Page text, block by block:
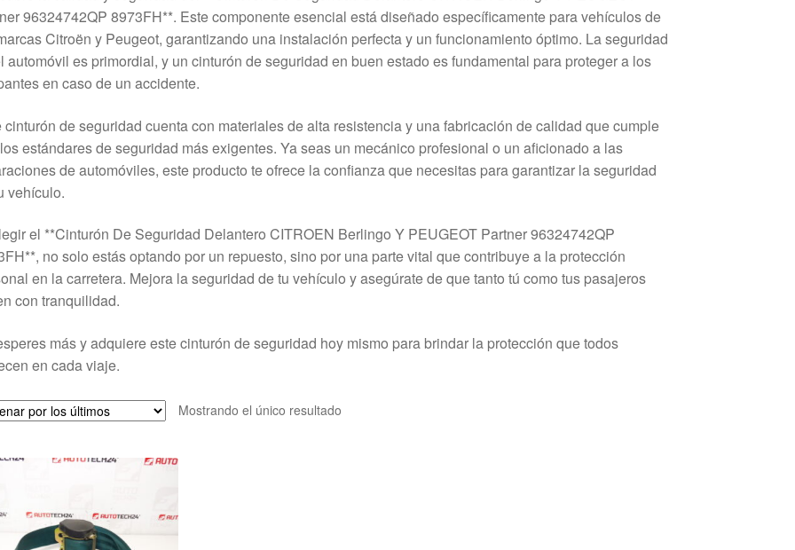
96324742QP 8973FH**. Este componente esencial está diseñado específicamente para vehículos de
Citroën y Peugeot, garantizando una instalación perfecta y un funcionamiento óptimo. La seguridad
automóvil es primordial, y un cinturón de seguridad en buen estado es fundamental para proteger a los
en caso de un accidente.
cinturón de seguridad cuenta con materiales de alta resistencia y una fabricación de calidad que cumple
estándares de seguridad más exigentes. Ya seas un mecánico profesional o un aficionado a las
de automóviles, este producto te ofrece la confianza que necesitas para garantizar la seguridad
vehículo.
el **Cinturón De Seguridad Delantero CITROEN Berlingo Y PEUGEOT Partner 96324742QP
no solo estás optando por un repuesto, sino por una parte vital que contribuye a la protección
en la carretera. Mejora la seguridad de tu vehículo y asegúrate de que tanto tú como tus pasajeros
con tranquilidad.
más y adquiere este cinturón de seguridad hoy mismo para brindar la protección que todos
en cada viaje.
Mostrando el único resultado